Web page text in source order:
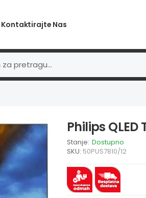
Kontaktirajte Nas
Philips QLED
Stanje: Dostupno
SKU: 50PUS7810/12